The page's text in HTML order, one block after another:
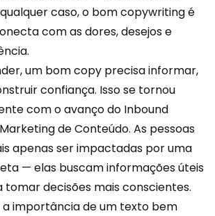
caso, o bom copywriting é
com as dores, desejos e
um bom copy precisa informar,
confiança. Isso se tornou
com o avanço do Inbound
de Conteúdo. As pessoas
apenas ser impactadas por uma
— elas buscam informações úteis
tomar decisões mais conscientes.
a importância de um texto bem